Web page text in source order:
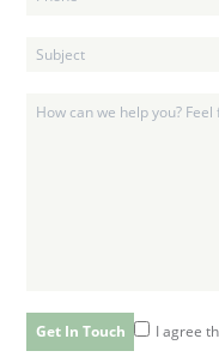
I agree